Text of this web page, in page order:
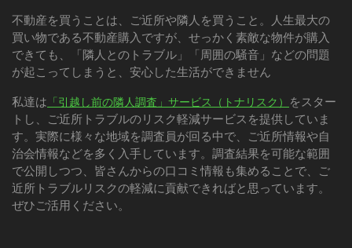
不動産を買うことは、ご近所や隣人を買うこと。人生最大の
買い物である不動産購入ですが、せっかく素敵な物件が購入
できても、「隣人とのトラブル」「周囲の騒音」などの問題
が起こってしまうと、安心した生活ができません
私達は 「引越し前の隣人調査」サービス（トナリスク） をスター
トし、ご近所トラブルのリスク軽減サービスを提供していま
す。実際に様々な地域を調査員が回る中で、ご近所情報や自
治会情報などを多く入手しています。調査結果を可能な範囲
で公開しつつ、皆さんからの口コミ情報も集めることで、ご
近所トラブルリスクの軽減に貢献できればと思っています。
ぜひご活用ください。